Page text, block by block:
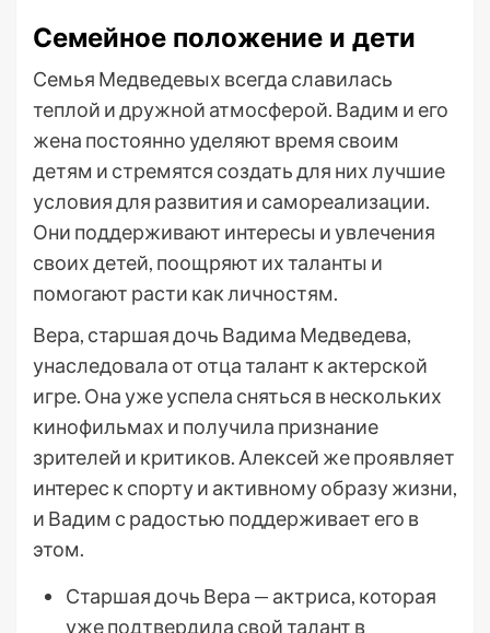
Семейное положение и дети
Семья Медведевых всегда славилась
теплой и дружной атмосферой. Вадим и его
жена постоянно уделяют время своим
детям и стремятся создать для них лучшие
условия для развития и самореализации.
Они поддерживают интересы и увлечения
своих детей, поощряют их таланты и
помогают расти как личностям.
Вера, старшая дочь Вадима Медведева,
унаследовала от отца талант к актерской
игре. Она уже успела сняться в нескольких
кинофильмах и получила признание
зрителей и критиков. Алексей же проявляет
интерес к спорту и активному образу жизни,
и Вадим с радостью поддерживает его в
этом.
Старшая дочь Вера — актриса, которая
уже подтвердила свой талант в